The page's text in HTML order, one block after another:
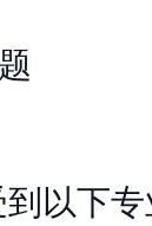
以下